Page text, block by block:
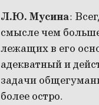
Л.Ю. Мусина:
смысле чем
лежащих в его
адекватный и
задачи
более остро.